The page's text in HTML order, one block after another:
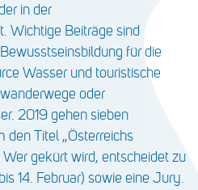
in der
Wichtige Beiträge sind
für die
Wasser und touristische
oder
2019 gehen sieben
den Titel „Österreichs
gekürt wird, entscheidet zu
14. Februar) sowie eine Jury.